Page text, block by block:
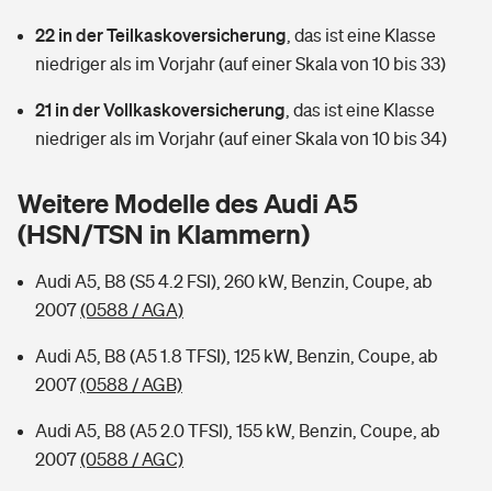
Sie haben Fragen?
Restkreditversicherung
Hochwasser-Check: Wie gefährdet ist Ihr Haus?
Wer versichert was: Jetzt Versicherer finden
Sie haben Fragen?
Hundehalter-Haftpflicht
Private Cyberversicherung
Musikinstrumentenversicherung
Zur Übersicht
Tools
Tools
Wer versichert was: Jetzt Versicherer finden
Sie haben Fragen?
Rentenrechner: Wie viel Geld bekomme ich im Alter?
22 in der Teilkaskoversicherung das ist eine Klasse
niedriger als im Vorjahr (auf einer Skala von 10 bis 33)
21 in der Vollkaskoversicherung das ist eine Klasse
niedriger als im Vorjahr (auf einer Skala von 10 bis 34)
Weitere Modelle des Audi A5
(HSN/TSN in Klammern)
Audi A5, B8 (S5 4.2 FSI), 260 kW, Benzin, Coupe, ab
2007(0588 / AGA)
Audi A5, B8 (A5 1.8 TFSI), 125 kW, Benzin, Coupe, ab
2007(0588 / AGB)
Audi A5, B8 (A5 2.0 TFSI), 155 kW, Benzin, Coupe, ab
2007(0588 / AGC)